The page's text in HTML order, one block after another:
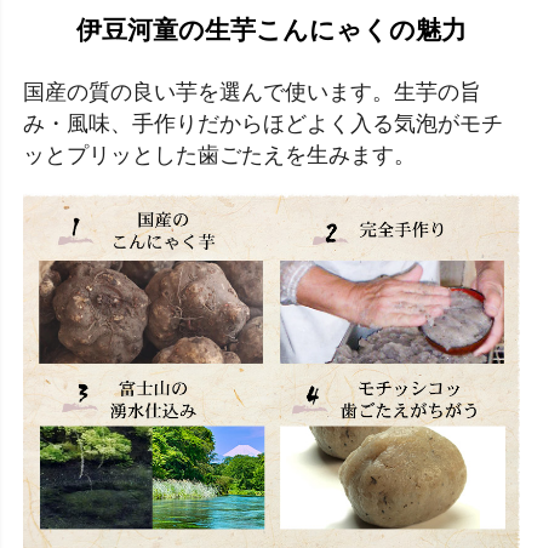
伊豆河童の生芋こんにゃくの魅力
国産の質の良い芋を選んで使います。生芋の旨
み・風味、手作りだからほどよく入る気泡がモチ
ッとプリッとした歯ごたえを生みます。